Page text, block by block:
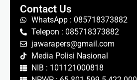
Contact Us
WhatsApp : 085718373882
Telepon : 085718373882
jawarapers@gmail.com
Media Polisi Nasional
NIB : 101121000818